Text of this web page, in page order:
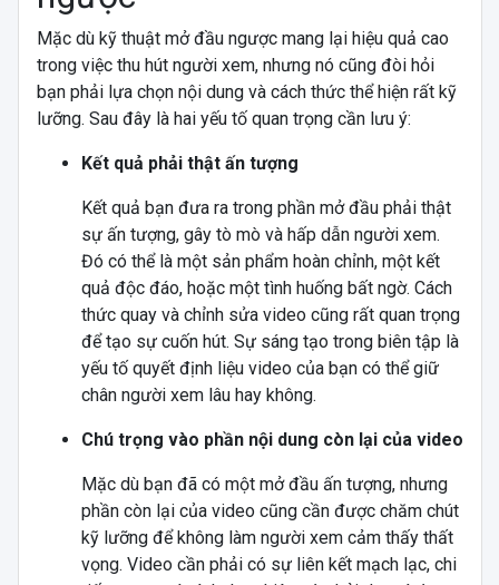
Mặc dù kỹ thuật mở đầu ngược mang lại hiệu quả cao
trong việc thu hút người xem, nhưng nó cũng đòi hỏi
bạn phải lựa chọn nội dung và cách thức thể hiện rất kỹ
lưỡng. Sau đây là hai yếu tố quan trọng cần lưu ý:
Kết quả phải thật ấn tượng
Kết quả bạn đưa ra trong phần mở đầu phải thật
sự ấn tượng, gây tò mò và hấp dẫn người xem.
Đó có thể là một sản phẩm hoàn chỉnh, một kết
quả độc đáo, hoặc một tình huống bất ngờ. Cách
thức quay và chỉnh sửa video cũng rất quan trọng
để tạo sự cuốn hút. Sự sáng tạo trong biên tập là
yếu tố quyết định liệu video của bạn có thể giữ
chân người xem lâu hay không.
Chú trọng vào phần nội dung còn lại của video
Mặc dù bạn đã có một mở đầu ấn tượng, nhưng
phần còn lại của video cũng cần được chăm chút
kỹ lưỡng để không làm người xem cảm thấy thất
vọng. Video cần phải có sự liên kết mạch lạc, chi